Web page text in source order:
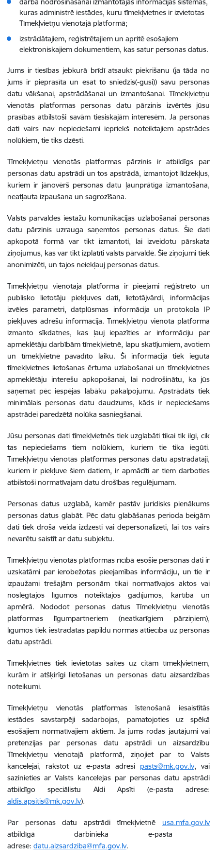
kuras administrē iestādes, kuru tīmekļvietnes ir izvietotas
Tīmekļvietņu vienotajā platformā;
izstrādātajiem, reģistrētajiem un apritē esošajiem
elektroniskajiem dokumentiem, kas satur personas datus.
Jums ir tiesības jebkurā brīdī atsaukt piekrišanu (ja tāda no
jums ir pieprasīta un esat to sniedzis(-gusi)) savu personas
datu vākšanai, apstrādāšanai un izmantošanai. Tīmekļvietņu
vienotās platformas personas datu pārzinis izvērtēs jūsu
prasības atbilstoši savām tiesiskajām interesēm. Ja personas
dati vairs nav nepieciešami iepriekš noteiktajiem apstrādes
nolūkiem, tie tiks dzēsti.
Tīmekļvietņu vienotās platformas pārzinis ir atbildīgs par
personas datu apstrādi un tos apstrādā, izmantojot līdzekļus,
kuriem ir jānovērš personas datu ļaunprātīga izmantošana,
neatļauta izpaušana un sagrozīšana.
Valsts pārvaldes iestāžu komunikācijas uzlabošanai personas
datu pārzinis uzrauga saņemtos personas datus. Šie dati
apkopotā formā var tikt izmantoti, lai izveidotu pārskata
ziņojumus, kas var tikt izplatīti valsts pārvaldē. Šie ziņojumi tiek
anonimizēti, un tajos neiekļauj personas datus.
Tīmekļvietņu vienotajā platformā ir pieejami reģistrēto un
publisko lietotāju piekļuves dati, lietotājvārdi, informācijas
izvēles parametri, datplūsmas informācija un protokola IP
piekļuves adrešu informācija. Tīmekļvietņu vienotā platforma
izmanto sīkdatnes, kas ļauj iepazīties ar informāciju par
apmeklētāju darbībām tīmekļvietnē, lapu skatījumiem, avotiem
un tīmekļvietnē pavadīto laiku. Šī informācija tiek iegūta
tīmekļvietnes lietošanas ērtuma uzlabošanai un tīmekļvietnes
apmeklētāju interešu apkopošanai, lai nodrošinātu, ka jūs
saņemat pēc iespējas labāku pakalpojumu. Apstrādāts tiek
minimālais personas datu daudzums, kāds ir nepieciešams
apstrādei paredzētā nolūka sasniegšanai.
Jūsu personas dati tīmekļvietnēs tiek uzglabāti tikai tik ilgi, cik
tas nepieciešams tiem nolūkiem, kuriem tie tika iegūti.
Tīmekļvietņu vienotās platformas personas datu apstrādātāji,
kuriem ir piekļuve šiem datiem, ir apmācīti ar tiem darboties
atbilstoši normatīvajam datu drošības regulējumam.
Personas datus uzglabā, kamēr pastāv juridisks pienākums
personas datus glabāt. Pēc datu glabāšanas perioda beigām
dati tiek drošā veidā izdzēsti vai depersonalizēti, lai tos vairs
nevarētu saistīt ar datu subjektu.
Tīmekļvietņu vienotās platformas rīcībā esošie personas dati ir
uzskatāmi par ierobežotas pieejamības informāciju, un tie ir
izpaužami trešajām personām tikai normatīvajos aktos vai
noslēgtajos līgumos noteiktajos gadījumos, kārtībā un
apmērā. Nododot personas datus Tīmekļvietņu vienotās
platformas līgumpartneriem (neatkarīgiem pārziņiem),
līgumos tiek iestrādātas papildu normas attiecībā uz personas
datu apstrādi.
Tīmekļvietnēs tiek ievietotas saites uz citām tīmekļvietnēm,
kurām ir atšķirīgi lietošanas un personas datu aizsardzības
noteikumi.
Tīmekļvietņu vienotās platformas īstenošanā iesaistītās
iestādes savstarpēji sadarbojas, pamatojoties uz spēkā
esošajiem normatīvajiem aktiem. Ja jums rodas jautājumi vai
pretenzijas par personas datu apstrādi un aizsardzību
Tīmekļvietņu vienotajā platformā, ziņojiet par to Valsts
kancelejai, rakstot uz e-pasta adresi pasts@mk.gov.lv, vai
sazinieties ar Valsts kancelejas par personas datu apstrādi
atbildīgo speciālistu Aldi Apsīti (e-pasta adrese:
aldis.apsitis@mk.gov.lv).
Par personas datu apstrādi tīmekļvietnē usa.mfa.gov.lv
atbildīgā darbinieka e-pasta
adrese: datu.aizsardziba@mfa.gov.lv.